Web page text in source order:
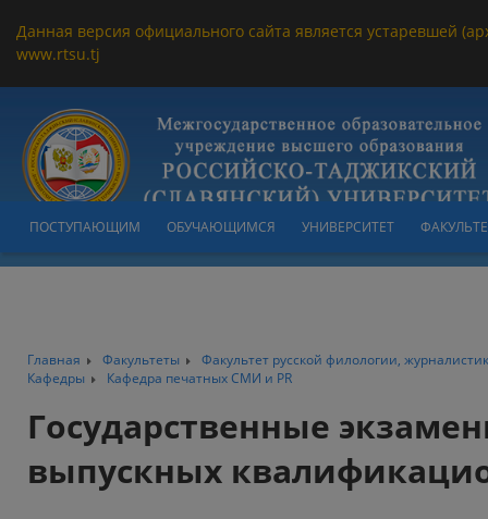
Данная версия официального сайта является устаревшей
www.rtsu.tj
ПОСТУПАЮЩИМ ОБУЧАЮЩИМСЯ УНИВЕРСИТЕТ
Главная Факультеты
Факультет русской филологии,
Кафедры
Кафедра печатных СМИ и PR
Государственные
выпускных